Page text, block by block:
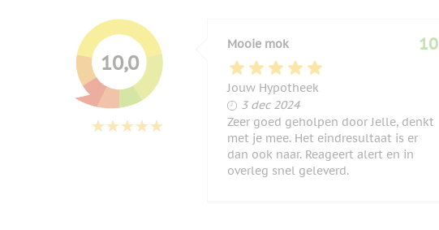
10,0
Mooie mok
Jouw Hypotheek
3 december 2024
3 dec 2024
10
Zeer goed geholpen door Jelle, denkt
met je mee. Het eindresultaat is er
dan ook naar. Reageert alert en in
overleg snel geleverd.